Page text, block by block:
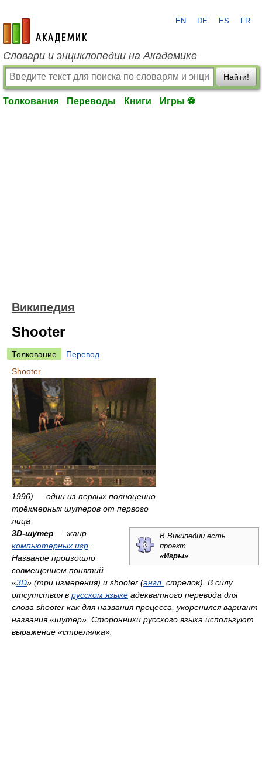
academic.ru
EN DE ES FR
Словари и энциклопедии на Академике
Найти!
Толкования Переводы Книги Игры ⚽
Википедия
Shooter
Толкование
Перевод
Shooter
1996) — один из первых полноценно
трёхмерных шутеров от первого
лица
В Википедии есть
проект
«Игры»
3D-шутер — жанр
компьютерных игр
Название произошло
совмещением понятий
«3D» (три измерения) и shooter (англ. стрелок). В силу
отсутствия в русском языке адекватного перевода для
слова shooter как для названия процесса, укоренился вариант
названия «шутер». Сторонники русского языка используют
выражение «стрелялка».